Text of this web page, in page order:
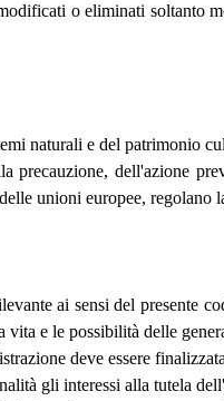
o eliminati soltanto
naturali e del patrimonio
precauzione, dell'azione
unioni europee, regolano
ai sensi del presente
vita e le possibilità delle
deve essere
gli interessi alla tutela